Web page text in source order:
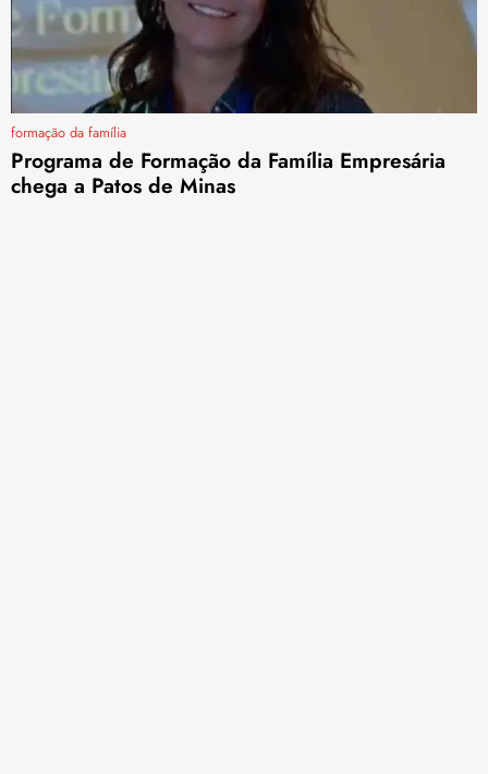
formação da família
Programa de Formação da Família Empresária
chega a Patos de Minas